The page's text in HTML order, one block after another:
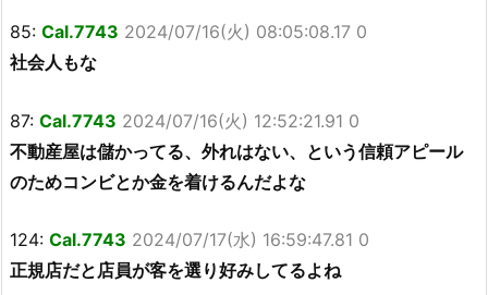
85: Cal.7743 2024/07/16(火) 08:05:08.17 0
社会人もな
87: Cal.7743 2024/07/16(火) 12:52:21.91 0
不動産屋は儲かってる、外れはない、という信頼アピール
のためコンビとか金を着けるんだよな
124: Cal.7743 2024/07/17(水) 16:59:47.81 0
正規店だと店員が客を選り好みしてるよね